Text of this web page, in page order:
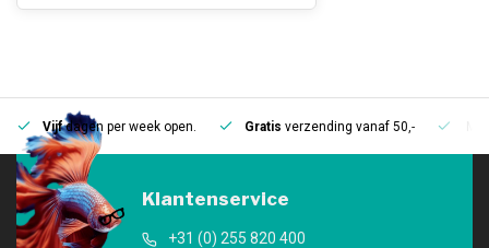
Vijfdagen per week open. Gratis verzending vanaf 50,-
Klantenservice
+31 (0) 255 820 400